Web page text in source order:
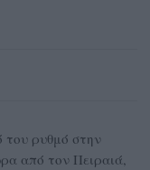
του ρυθμό στην
από τον Πειραιά,